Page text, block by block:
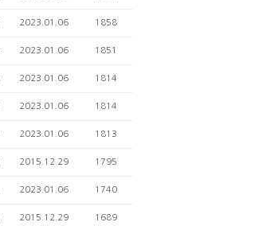
2023.01.06 1858
2023.01.06 1851
2023.01.06 1814
2023.01.06 1814
2023.01.06 1813
2015.12.29 1795
2023.01.06 1740
2015.12.29 1689